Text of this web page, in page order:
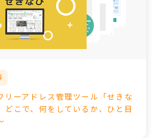
リーアドレス管理ツール「せきな
どこで、何をしているか、ひと目